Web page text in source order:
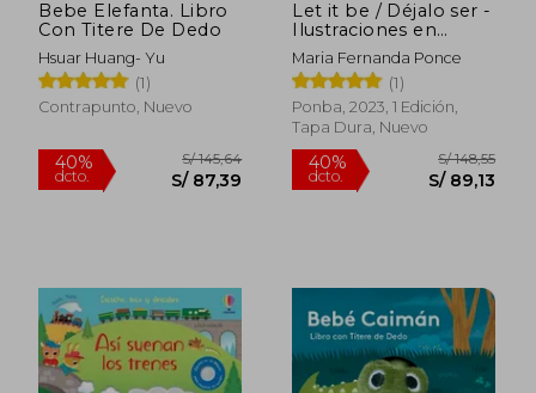
Bebe Elefanta. Libro
Con Titere De Dedo
Hsuar Huang- Yu
(1)
Contrapunto, Nuevo
Let it be / Déjalo ser -
Ilustraciones en
paper cut
Maria Fernanda Ponce
(1)
Ponba, 2023, 1 Edición,
Tapa Dura, Nuevo